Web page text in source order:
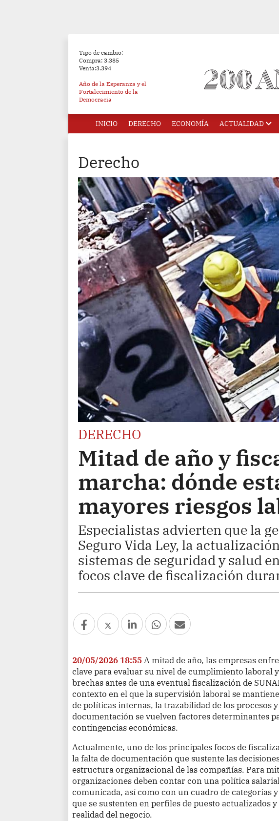
Tipo de cambio:
Compra: 3.385
Venta:3.394
Año de la Esperanza y el
Fortalecimiento de la
Democracia
INICIO DERECHO ECONOMÍA ACTUALIDAD
Derecho
DERECHO
Mitad de año y
marcha: dónde
mayores riesgos
Especialistas advierten que la
Seguro Vida Ley, la
sistemas de seguridad y salud
focos clave de fiscalización
20/05/2026 18:55A mitad de año, las empresas
clave para evaluar su nivel de cumplimiento laboral
brechas antes de una eventual fiscalización de
contexto en el que la supervisión laboral se
de políticas internas, la trazabilidad de los procesos
documentación se vuelven factores determinantes
contingencias económicas.
Actualmente, uno de los principales focos de
la falta de documentación que sustente las
estructura organizacional de las compañías. Para
organizaciones deben contar con una política
comunicada, así como con un cuadro de categorías
que se sustenten en perfiles de puesto actualizados
realidad del negocio.